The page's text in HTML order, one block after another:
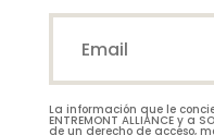
Email*
(Nécessaire)
M.
La información que le
ENTREMONT ALLIANCE y a
de un derecho de acceso,